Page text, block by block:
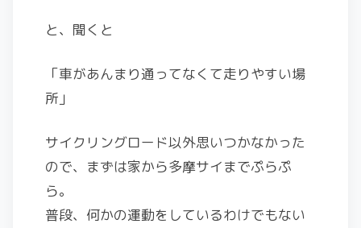
と、聞くと
「車があんまり通ってなくて走りやすい場
所」
サイクリングロード以外思いつかなかった
ので、まずは家から多摩サイまでぷらぷ
ら。
普段、何かの運動をしているわけでもない